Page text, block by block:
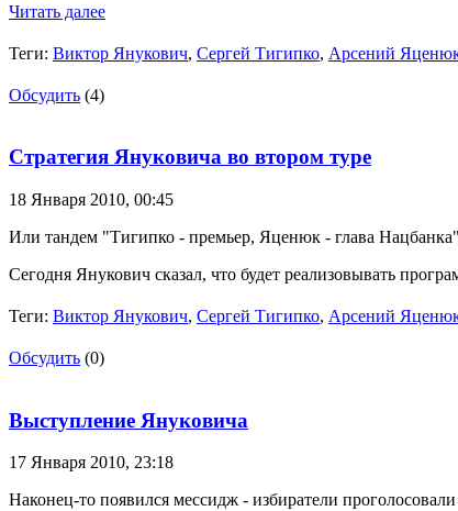
Читать далее
Теги: Виктор Янукович, Сергей Тигипко, Арсений
Обсудить (4)
Стратегия Януковича во втором туре
18 Января 2010, 00:45
Или тандем "Тигипко - премьер, Яценюк - глава
Сегодня Янукович сказал, что будет реализовывать
Теги: Виктор Янукович, Сергей Тигипко, Арсений
Обсудить (0)
Выступление Януковича
17 Января 2010, 23:18
Наконец-то появился мессидж - избиратели